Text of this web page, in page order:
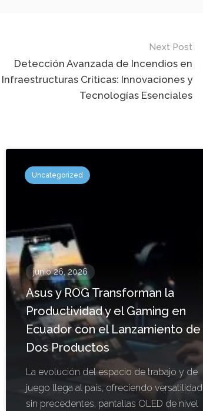
Next Post
Detección Avanzada de Incendios en
Infraestructuras Críticas: Innovaciones y
Tecnologías Esenciales
Uncategorized
junio 26, 2026
Asus y ROG Transforman la
Productividad y el Gaming en
Ecuador con el Lanzamiento de
Dos Productos
La evolución del espacio de trabajo y de
juego llega al país, ofreciendo versatilidad
sin precedentes, pantallas OLED de nivel